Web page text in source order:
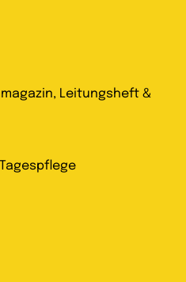
Leitungsheft &